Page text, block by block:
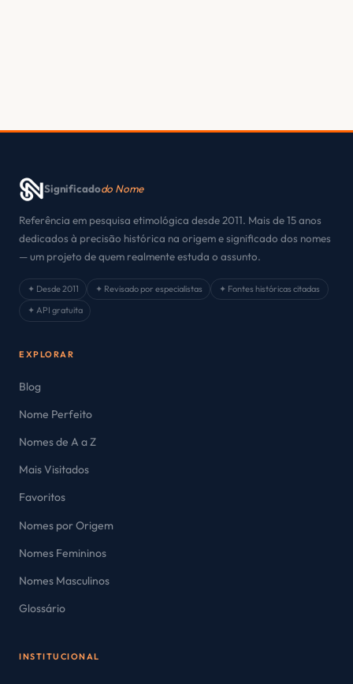
Significadodo Nome
Referência em pesquisa etimológica desde 2011. Mais de 15 anos
dedicados à precisão histórica na origem e significado dos nomes
— um projeto de quem realmente estuda o assunto.
✦ Desde 2011 ✦ Revisado por especialistas
✦ Fontes históricas citadas
✦ API gratuita
EXPLORAR
Blog
Nome Perfeito
Nomes de A a Z
Mais Visitados
Favoritos
Nomes por Origem
Nomes Femininos
Nomes Masculinos
Glossário
INSTITUCIONAL